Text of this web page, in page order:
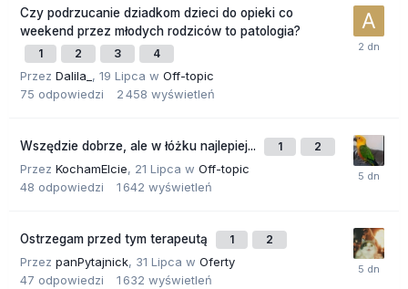
Czy podrzucanie dziadkom dzieci do opieki co
weekend przez młodych rodziców to patologia?
1 2 3 4
Przez Dalila_ , 19 Lipca w Off-topic
75 odpowiedzi 2 458 wyświetleń
Wszędzie dobrze, ale w łóżku najlepiej... 1 2
Przez KochamElcie, 21 Lipca w Off-topic
48 odpowiedzi 1 642 wyświetleń
Ostrzegam przed tym terapeutą 1 2
Przez panPytajnick, 31 Lipca w Oferty
47 odpowiedzi 1 632 wyświetleń